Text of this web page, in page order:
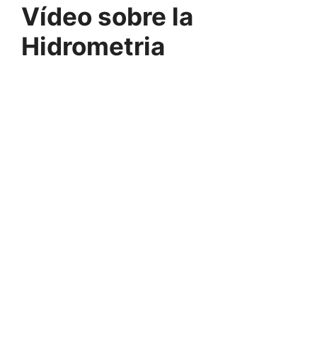
Vídeo sobre la
Hidrometria